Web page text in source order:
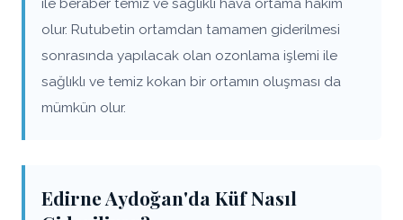
olur. Rutubetin ortamdan tamamen giderilmesi
sonrasında yapılacak olan ozonlama işlemi ile
sağlıklı ve temiz kokan bir ortamın oluşması da
mümkün olur.
Edirne Aydoğan'da Küf Nasıl